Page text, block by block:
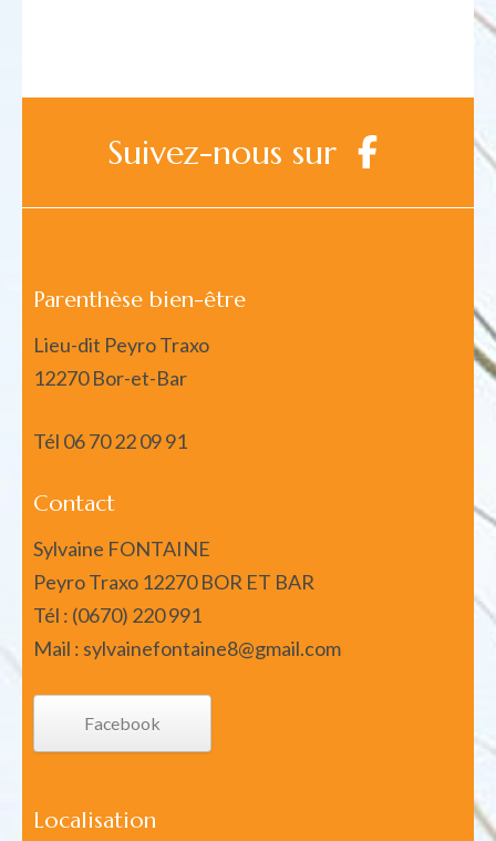
Suivez-nous sur
Parenthèse bien-être
Lieu-dit Peyro Traxo
12270 Bor-et-Bar
Tél 06 70 22 09 91
Contact
Sylvaine FONTAINE
Peyro Traxo 12270 BOR ET BAR
Tél : (0670) 220 991
Mail : sylvainefontaine8@gmail.com
Facebook
Localisation